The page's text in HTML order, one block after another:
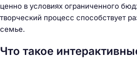
ценно в условиях ограниченного
творческий процесс способствует
семье.
Что такое